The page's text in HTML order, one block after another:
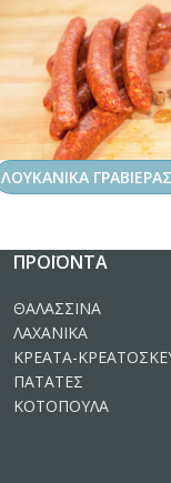
ΛΟΥΚΑΝΙΚΑ
ΠΡΟΪΌΝΤΑ
ΘΑΛΑΣΣΙΝΑ
ΛΑΧΑΝΙΚΑ
ΚΡΕΑΤΑ-
ΠΑΤΑΤΕΣ
ΚΟΤΟΠΟΥΛΑ